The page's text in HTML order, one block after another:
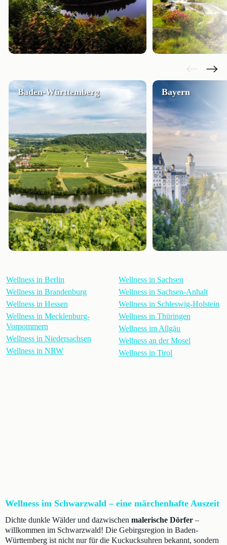
Baden-Württemberg Bayern
Wellness in Berlin
Wellness in Brandenburg
Wellness in Hessen
Wellness in Mecklenburg-
Vorpommern
Wellness in Niedersachsen
Wellness in NRW
Wellness in Sachsen
Wellness in Sachsen-Anhalt
Wellness in Schleswig-Holstein
Wellness in Thüringen
Wellness im Allgäu
Wellness an der Mosel
Wellness in Tirol
Wellness im Schwarzwald – eine märchenhafte Auszeit
Dichte dunkle Wälder und dazwischen malerische Dörfer –
willkommen im Schwarzwald! Die Gebirgsregion in Baden-
Württemberg ist nicht nur für die Kuckucksuhren bekannt, sondern